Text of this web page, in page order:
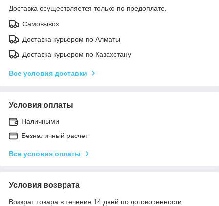
Доставка осуществляется только по предоплате.
Самовывоз
Доставка курьером по Алматы
Доставка курьером по Казахстану
Все условия доставки
Условия оплаты
Наличными
Безналичный расчет
Все условия оплаты
Условия возврата
Возврат товара в течение 14 дней по договоренности